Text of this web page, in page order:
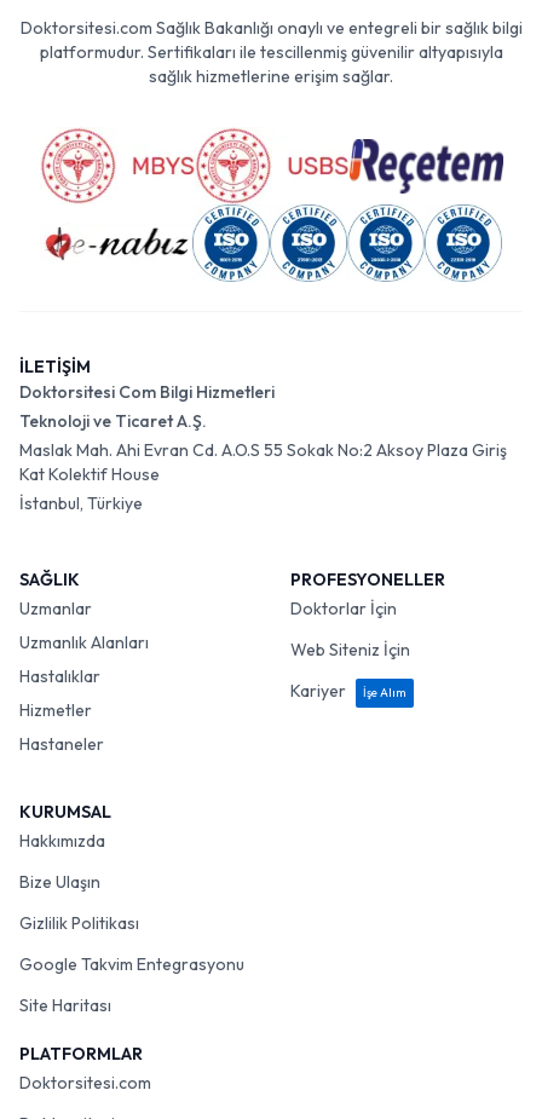
Doktorsitesi.com Sağlık Bakanlığı onaylı ve entegreli bir sağlık bilgi
platformudur. Sertifikaları ile tescillenmiş güvenilir altyapısıyla
sağlık hizmetlerine erişim sağlar.
İLETİŞİM
Doktorsitesi Com Bilgi Hizmetleri
Teknoloji ve Ticaret A.Ş.
Maslak Mah. Ahi Evran Cd. A.O.S 55 Sokak No:2 Aksoy Plaza Giriş
Kat Kolektif House
İstanbul, Türkiye
SAĞLIK
Uzmanlar
Uzmanlık Alanları
Hastalıklar
Hizmetler
Hastaneler
PROFESYONELLER
Doktorlar İçin
Web Siteniz İçin
Kariyer
İşe Alım
KURUMSAL
Hakkımızda
Bize Ulaşın
Gizlilik Politikası
Google Takvim Entegrasyonu
Site Haritası
PLATFORMLAR
Doktorsitesi.com